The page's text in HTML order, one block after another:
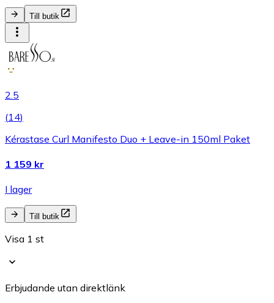
Till butik
2.5
(14)
Kérastase Curl Manifesto Duo + Leave-in 150ml Paket
1 159 kr
I lager
Till butik
Visa 1 st
Erbjudande utan direktlänk